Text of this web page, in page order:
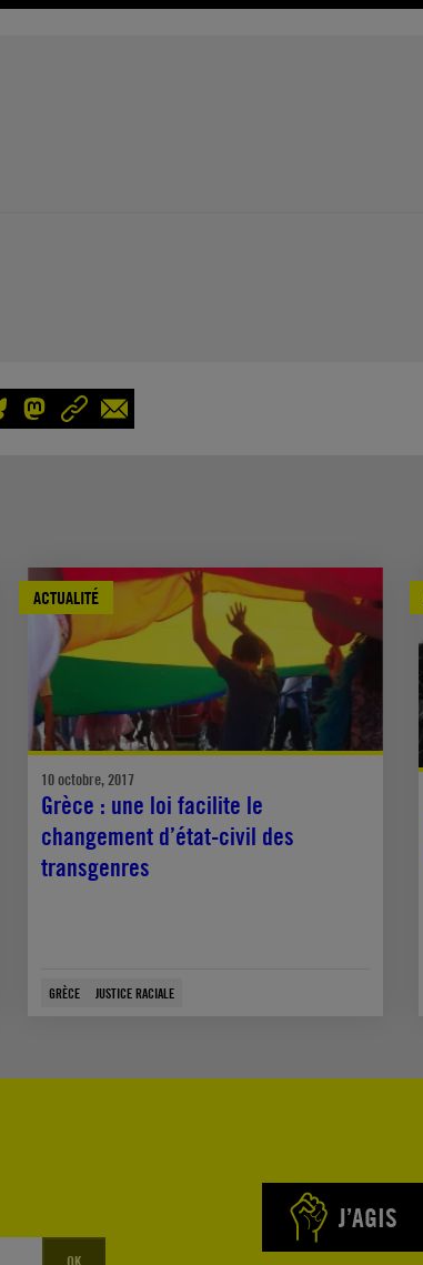
ACTUALITÉ
10 octobre, 2017
Grèce : une loi facilite le
changement d’état-civil des
transgenres
GRÈCE JUSTICE RACIALE
OK
J’AGIS